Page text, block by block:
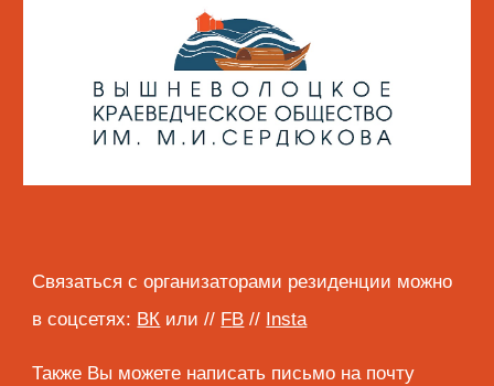
Связаться с организаторами резиденции можно
в соцсетях: ВК или // FB // Insta